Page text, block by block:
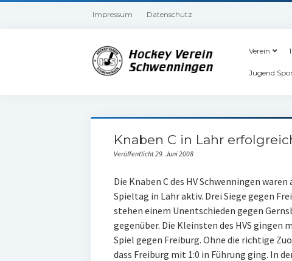
Impressum Datenschutz
Verein
Jugend
Knaben C in Lahr
Veröffentlicht 29. Juni 2008
Die Knaben C des HV Schwenningen
Spieltag in Lahr aktiv. Drei Siege gegen
stehen einem Unentschieden gegen
gegenüber. Die Kleinsten des HVS
Spiel gegen Freiburg. Ohne die richtige
dass Freiburg mit 1:0 in Führung ging. In